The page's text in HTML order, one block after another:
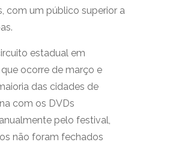
com um público superior a
estadual em
ocorre de março e
das cidades de
com os DVDs
pelo festival,
não foram fechados